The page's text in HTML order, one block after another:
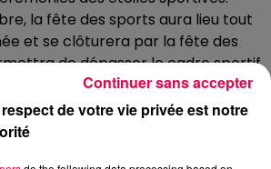
la fête des sports aura lieu tout
et se clôturera par la fête des
de dépasser le cadre sportif
du tissu associatif de Thaon-
de la Rotonde de Thaon-les-
de votre vie privée est notre
Continuer sans accepter